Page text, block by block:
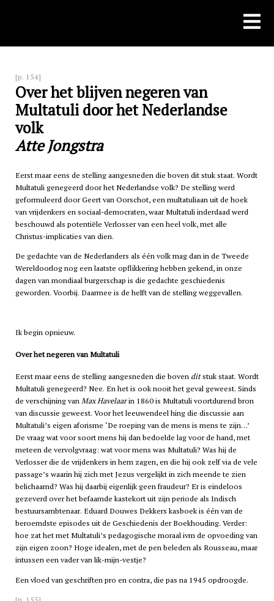
[p. 154]
Over het blijven negeren van
Multatuli door het Nederlandse
volk
Atte Jongstra
Eerst maar eens de stelling aangesneden die boven dit stuk staat. Wordt
Multatuli genegeerd door het Nederlandse volk? De stelling werd
geformuleerd door Geert van Oorschot, een multatuliaan uit de hoek
van vrijdenkers en sociaal-democraten, waar Multatuli inderdaad werd
beschouwd als potentiële Verlosser van een heel volk, met alle
Christus-implicaties van dien.
De gedachte van de Nederlanders als één volk mag dan in de Tweede
Wereldoorlog nog een laatste opflikkering hebben gekend, in onze
dagen van mondiaal burgerschap is die gedachte geschiedenis
geworden. Voorbij. Daarmee is de helft van de stelling weggevallen.
Ik begin opnieuw.
Over het negeren van Multatuli
Eerst maar eens de stelling aangesneden die boven ditstuk staat. Wordt
Multatuli genegeerd? Nee. En het is ook nooit het geval geweest. Sinds
de verschijning vanMax Havelaarin 1860 is Multatuli voortdurend bron
van discussie geweest. Voor het leeuwendeel hing die discussie aan
Multatuli’s eigen aforisme ‘De roeping van de mens is mens te zijn…’
De vraag wat voor soort mens hij dan bedoelde lag voor de hand, met
meteen de vervolgvraag: wat voor mens was Multatuli? Was hij de
Verlosser die de vrijdenkers in hem zagen, en die hij ook zelf via de vele
passage’s waarin hij zich met Jezus vergelijkt in zich meende te zien
belichaamd? Was hij daarbij eigenlijk geen fraudeur? Er is eindeloos
gezeverd over het befaamde kastekort uit zijn periode als Indisch
bestuursambtenaar. Eduard Douwes Dekkers kasboek is één van de
beroemdste episodes uit de Geschiedenis der Boekhouding. Verder:
hoe zat het met Multatuli’s pedagogische moraal ivm de opvoeding van
zijn eigen zoon? Hoge idealen, met de pen beleden als Rousseau, maar
intussen een vader van lik-mijn-vestje?
Een vloed van geschriften pro en contra, die pas na 1945 opdroogde.